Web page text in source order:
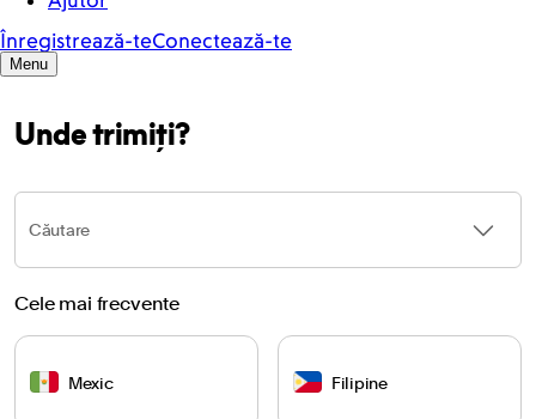
Unde trimiți?
Căutare
Cele mai frecvente
Mexic Filipine